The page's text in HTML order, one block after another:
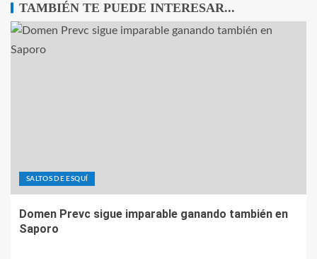
TAMBIÉN TE PUEDE INTERESAR...
SALTOS DE ESQUÍ
Domen Prevc sigue imparable ganando también en
Saporo